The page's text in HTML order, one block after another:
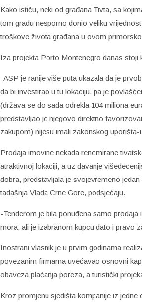
Kako ističu, neki od građana Tivta, sa
tom gradu nesporno donio veliku
troškove života građana u ovom
Iza projekta Porto Montenegro danas stoji
-ASP je ranije više puta ukazala da je
da bi investirao u tu lokaciju, pa je
(država se do sada odrekla 104 miliona
predstavljao je njegovo direktno
zakupom) nijesu imali zakonskog uporišta-
Prodaja imovine nekada renomirane
atraktivnoj lokaciji, a uz davanje
dobra, predstavljala je svojevremeno
tadašnja Vlada Crne Gore, podsjećaju.
-Tenderom je bila ponuđena samo
mora, ali je izabranom kupcu dato i pravo
Inostrani vlasnik je u prvim godinama
povezanim firmama uvećavao osnovni
obaveza plaćanja poreza, a turistički
Kroz promjenu sjedišta kompanije iz